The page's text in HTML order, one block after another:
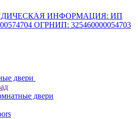
ИНФОРМАЦИЯ: ИП
ОГРНИП: 325460000054703
двери
двери